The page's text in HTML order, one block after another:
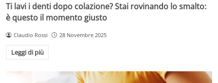
Ti lavi i denti dopo colazione? Stai rovinando lo smalto:
è questo il momento giusto
Claudio Rossi 28 Novembre 2025
Leggi di più